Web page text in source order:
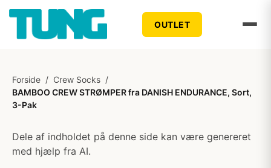
OUTLET
Forside / Crew Socks /
BAMBOO CREW STRØMPER fra DANISH ENDURANCE, Sort,
3-Pak
Dele af indholdet på denne side kan være genereret
med hjælp fra AI.